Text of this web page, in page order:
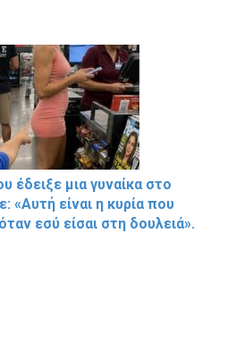
έδειξε μια γυναίκα στο
«Αυτή είναι η κυρία που
εσύ είσαι στη δουλειά».